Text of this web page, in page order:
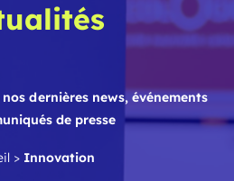
dernières news, événements
de presse
> Innovation